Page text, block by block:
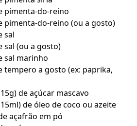
pimenta-do-reino
pimenta-do-reino (ou a gosto)
sal
sal (ou a gosto)
sal marinho
tempero a gosto (ex: paprika,
de açúcar mascavo
de óleo de coco ou azeite
açafrão em pó